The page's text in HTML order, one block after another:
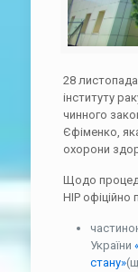
28
інституту
чинного
Єфіменко,
охорони
Щодо
НІР
України
стану»